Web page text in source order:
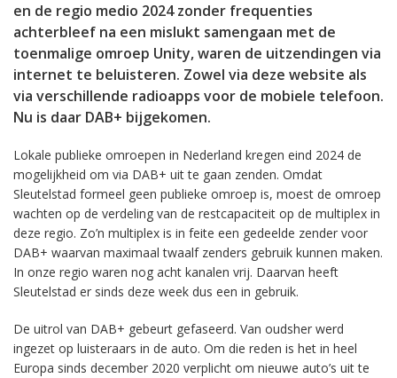
en de regio medio 2024 zonder frequenties
achterbleef na een mislukt samengaan met de
toenmalige omroep Unity, waren de uitzendingen via
internet te beluisteren. Zowel via deze website als
via verschillende radioapps voor de mobiele telefoon.
Nu is daar DAB+ bijgekomen.
Lokale publieke omroepen in Nederland kregen eind 2024 de
mogelijkheid om via DAB+ uit te gaan zenden. Omdat
Sleutelstad formeel geen publieke omroep is, moest de omroep
wachten op de verdeling van de restcapaciteit op de multiplex in
deze regio. Zo’n multiplex is in feite een gedeelde zender voor
DAB+ waarvan maximaal twaalf zenders gebruik kunnen maken.
In onze regio waren nog acht kanalen vrij. Daarvan heeft
Sleutelstad er sinds deze week dus een in gebruik.
De uitrol van DAB+ gebeurt gefaseerd. Van oudsher werd
ingezet op luisteraars in de auto. Om die reden is het in heel
Europa sinds december 2020 verplicht om nieuwe auto’s uit te